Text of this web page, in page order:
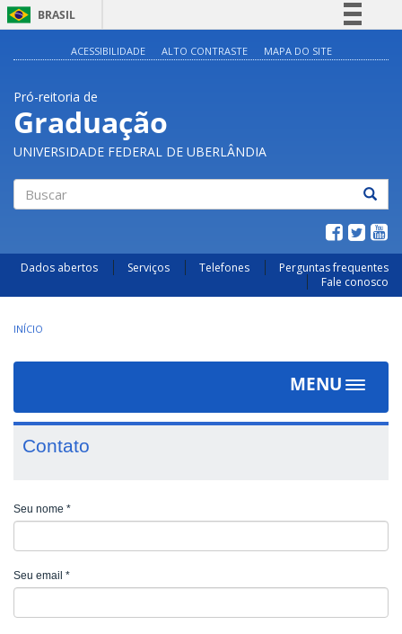
BRASIL
Legislação
Canais
ACESSIBILIDADE ALTO CONTRASTE MAPA DO SITE
Pró-reitoria de
Graduação
UNIVERSIDADE FEDERAL DE UBERLÂNDIA
Dados abertos Serviços Telefones
Perguntas frequentes
Fale conosco
INÍCIO
MENU
Toggle
Contato
Seu nome *
Seu email *